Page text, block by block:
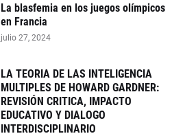
La blasfemia en los juegos olímpicos
en Francia
julio 27, 2024
LA TEORIA DE LAS INTELIGENCIA
MULTIPLES DE HOWARD GARDNER:
REVISIÓN CRITICA, IMPACTO
EDUCATIVO Y DIALOGO
INTERDISCIPLINARIO